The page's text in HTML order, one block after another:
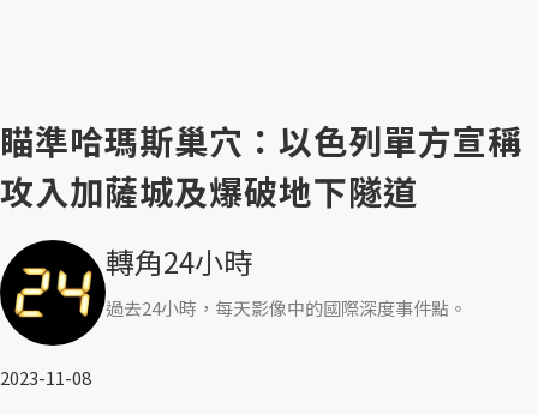
瞄準哈瑪斯巢穴：以色列單方宣稱
攻入加薩城及爆破地下隧道
轉角24小時
過去24小時，每天影像中的國際深度事件點。
2023-11-08